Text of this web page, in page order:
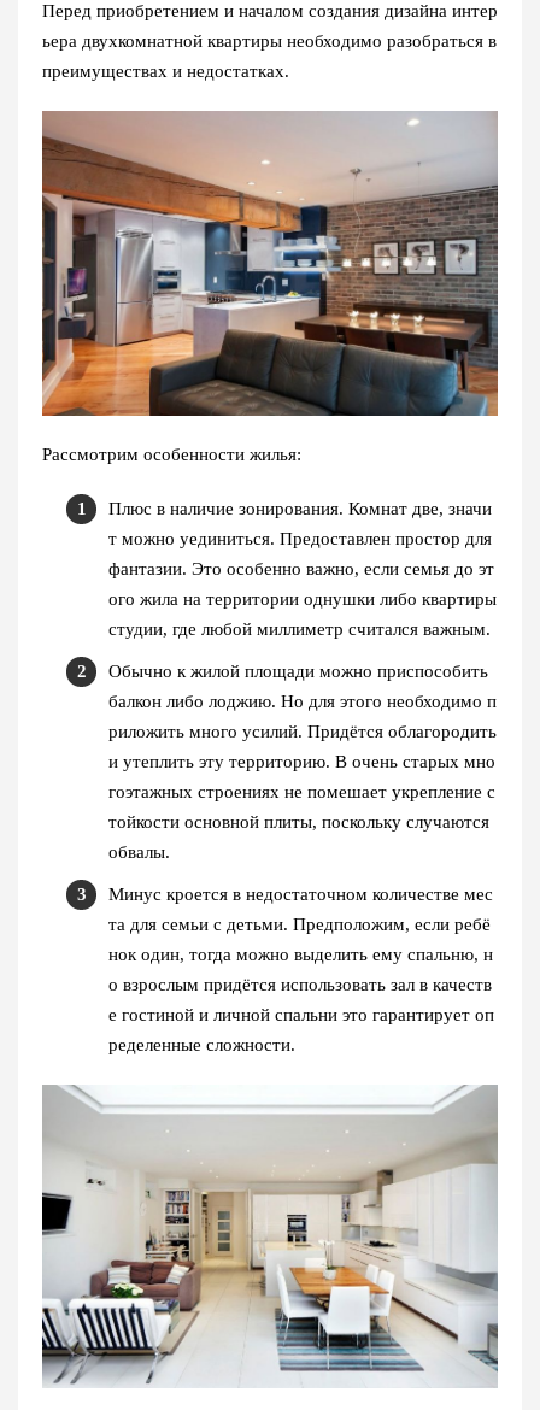
Перед приобретением и началом создания дизайна интер
ьера двухкомнатной квартиры необходимо разобраться в
преимуществах и недостатках.
Рассмотрим особенности жилья:
Плюс в наличие зонирования. Комнат две, значи
т можно уединиться. Предоставлен простор для
фантазии. Это особенно важно, если семья до эт
ого жила на территории однушки либо квартиры
студии, где любой миллиметр считался важным.
Обычно к жилой площади можно приспособить
балкон либо лоджию. Но для этого необходимо п
риложить много усилий. Придётся облагородить
и утеплить эту территорию. В очень старых мно
гоэтажных строениях не помешает укрепление с
тойкости основной плиты, поскольку случаются
обвалы.
Минус кроется в недостаточном количестве мес
та для семьи с детьми. Предположим, если ребё
нок один, тогда можно выделить ему спальню, н
о взрослым придётся использовать зал в качеств
е гостиной и личной спальни это гарантирует оп
ределенные сложности.